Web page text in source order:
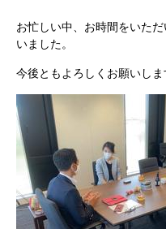
お忙しい中、お時間をいた
いました。
今後ともよろしくお願いしま